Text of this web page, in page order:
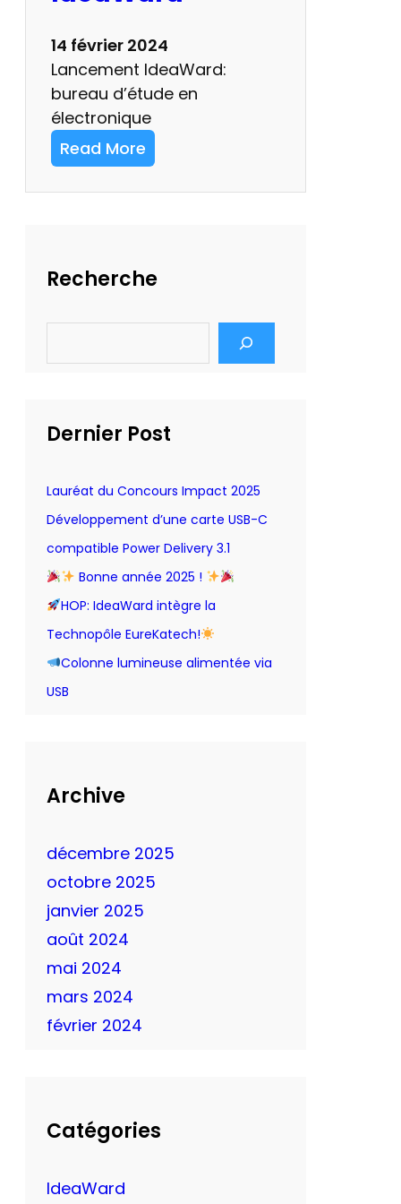
a
W
a
r
d
!
14 février 2024
Lancement IdeaWard:
bureau d’étude en
électronique
Read More
:
n
c
e
e
d
I
d
a
W
a
r
d
Recherche
a
h
Dernier Post
Lauréat du Concours Impact 2025
Développement d’une carte USB-C
compatible Power Delivery 3.1
Bonne année 2025 !
HOP: IdeaWard intègre la
Technopôle EureKatech!
Colonne lumineuse alimentée via
USB
Archive
décembre 2025
octobre 2025
janvier 2025
août 2024
mai 2024
mars 2024
février 2024
Catégories
IdeaWard